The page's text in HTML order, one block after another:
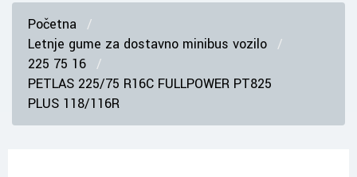
Početna
Letnje gume za dostavno minibus vozilo
225 75 16
PETLAS 225/75 R16C FULLPOWER PT825
PLUS 118/116R